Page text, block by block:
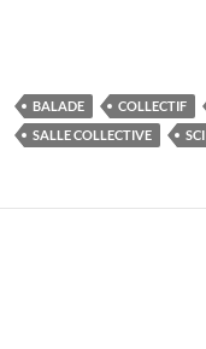
BALADE COLLECTIF
SALLE COLLECTIVE
SCI